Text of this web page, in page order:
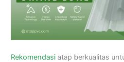
Rekomendasi atap berkualitas